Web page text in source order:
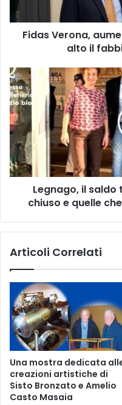
alto
il
fabbisogno
Fidas Verona,
alto il
Legnago,
il
saldo
tra
le
attività
che
hanno
chiuso
quelle
è
Legnago, il
chiuso e quelle
Articoli Correlati
Una mostra dedicata
creazioni artistiche di
Sisto Bronzato e Amelio
Casto Masaia